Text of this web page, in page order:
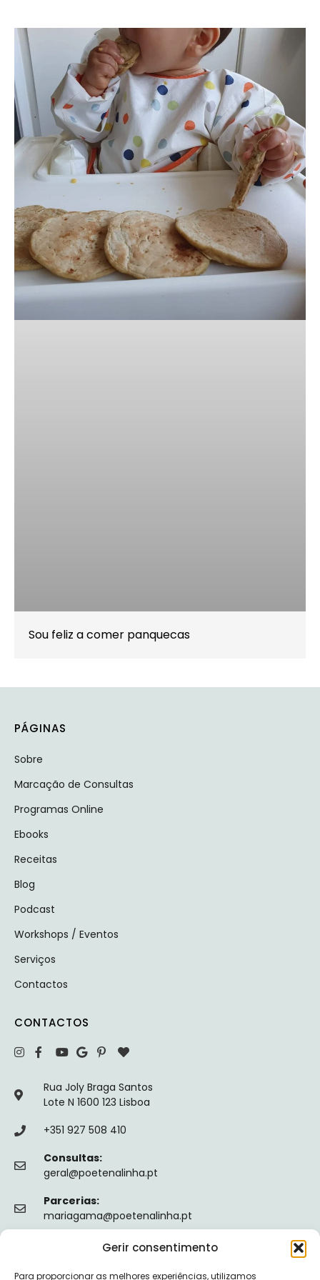
Gerir consentimento
Para proporcionar as melhores experiências, utilizamos
Sou feliz a comer panquecas
PÁGINAS
Sobre
Marcação de Consultas
Programas Online
Ebooks
Receitas
Blog
Podcast
Workshops / Eventos
Serviços
Contactos
CONTACTOS
Rua Joly Braga Santos
Lote N 1600 123 Lisboa
+351 927 508 410
Consultas:
geral@poetenalinha.pt
Parcerias:
mariagama@poetenalinha.pt